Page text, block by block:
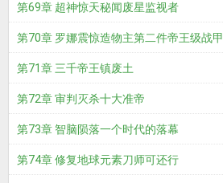
第69章 超神惊天秘闻废星监视者
第70章 罗娜震惊造物主第二件帝王级战甲
第71章 三千帝王镇废土
第72章 审判灭杀十大准帝
第73章 智脑陨落一个时代的落幕
第74章 修复地球元素刀师可还行